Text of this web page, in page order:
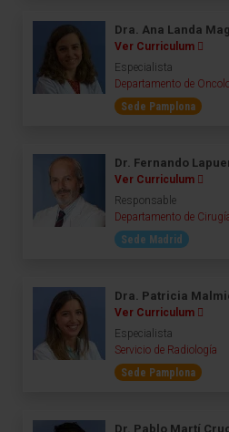
Dra. Ana Landa
Ver Curriculum
Especialista
Departamento de
Sede Pamplona
Dr. Fernando
Ver Curriculum
Responsable
Departamento de
Sede Madrid
Dra. Patricia
Ver Curriculum
Especialista
Servicio de Radiología
Sede Pamplona
Dr. Pablo Martí